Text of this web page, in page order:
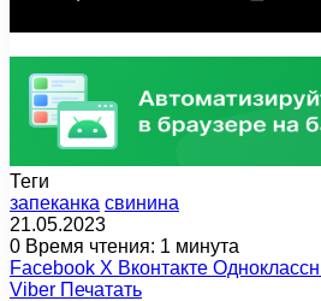
Теги
запеканка свинина
21.05.2023
0 Время чтения: 1 минута
Facebook X Вконтакте
Viber Печатать